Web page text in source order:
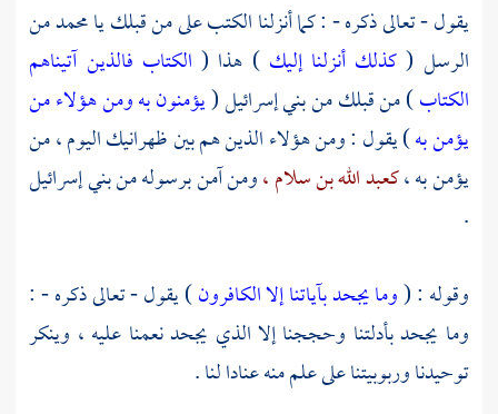
يقول - تعالى ذكره - : كما أنزلنا الكتب على من قبلك يامحمدمن
الرسل ( كذلك أنزلنا إليك) هذا ( الكتاب فالذين آتيناهم
الكتاب) من قبلك من بني إسرائيل (يؤمنون به ومن هؤلاء من
يؤمن به) يقول : ومن هؤلاء الذين هم بين ظهرانيك اليوم ، من
يؤمن به ،كعبد الله بن سلام ،ومن آمن برسوله من بني إسرائيل
.
وقوله : (وما يجحد بآياتنا إلا الكافرون) يقول - تعالى ذكره - :
وما يجحد بأدلتنا وحججنا إلا الذي يجحد نعمنا عليه ، وينكر
توحيدنا وربوبيتنا على علم منه عنادا لنا .